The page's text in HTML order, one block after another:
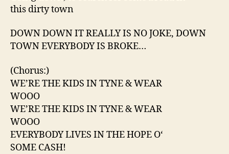
this dirty town
DOWN DOWN IT REALLY IS NO JOKE, DOWN
TOWN EVERYBODY IS BROKE…
(Chorus:)
WE’RE THE KIDS IN TYNE & WEAR
WOOO
WE’RE THE KIDS IN TYNE & WEAR
WOOO
EVERYBODY LIVES IN THE HOPE O‘
SOME CASH!